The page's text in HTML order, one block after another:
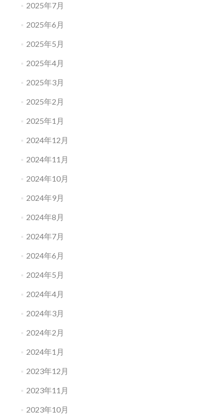
2025年7月
2025年6月
2025年5月
2025年4月
2025年3月
2025年2月
2025年1月
2024年12月
2024年11月
2024年10月
2024年9月
2024年8月
2024年7月
2024年6月
2024年5月
2024年4月
2024年3月
2024年2月
2024年1月
2023年12月
2023年11月
2023年10月